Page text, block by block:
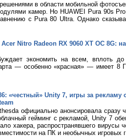
в области мобильной
камер. Но HUAWEI Pura 90s
с Pura 80 Ultra. Однако
Nitro Radeon RX 9060 XT OC 8G: на
экономить на всем, вплоть
— особенно «красная» — имеет 8
«честный» Unity 7, игры за рекламу
официально анонсировала сразу
гейминг с рекламой, Unity 7
хакера, распространявшего вирусы
на ПК и необычных игровых